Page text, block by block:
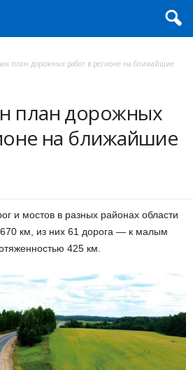
план дорожных работ в регионе на ближайшие
план дорожных
на ближайшие
и мостов в разных районах области
км, из них 61 дорога — к малым
425 км.